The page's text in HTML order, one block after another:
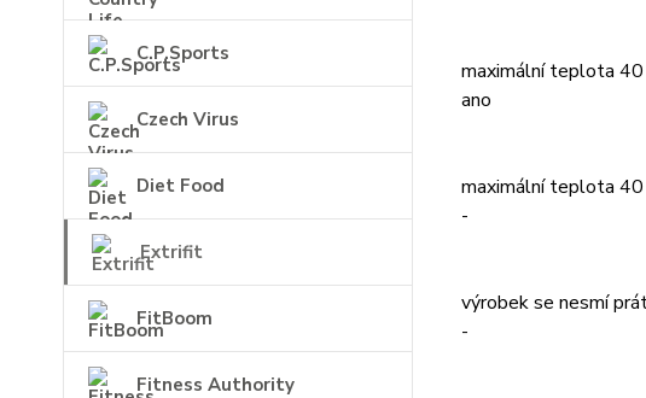
C.P.Sports
Czech Virus
Diet Food
Extrifit
FitBoom
Fitness Authority
maximální teplota 40
ano
maximální teplota 40
-
výrobek se nesmí
-